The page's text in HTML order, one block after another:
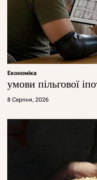
Економіка
умови пільгової
8 Серпня, 2026